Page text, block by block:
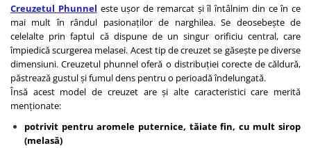
Creuzetul Phunnel este ușor de remarcat și îl întâlnim din ce în ce
mai mult în rândul pasionaților de narghilea. Se deosebește de
celelalte prin faptul că dispune de un singur orificiu central, care
împiedică scurgerea melasei. Acest tip de creuzet se găsește pe diverse
dimensiuni. Creuzetul phunnel oferă o distribuției corecte de căldură,
păstrează gustul și fumul dens pentru o perioadă îndelungată.
Însă acest model de creuzet are și alte caracteristici care merită
menționate:
potrivit pentru aromele puternice, tăiate fin, cu mult sirop
(melasă)